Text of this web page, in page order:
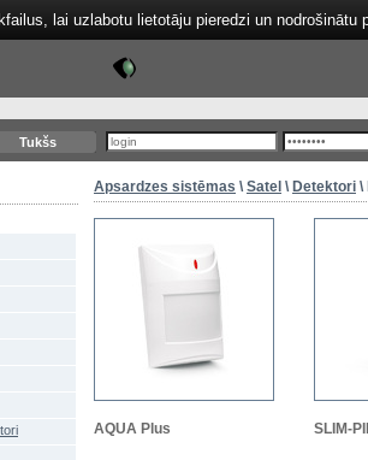
Tukšs
Apsardzes sistēmas \ Satel \ Detektori \
AQUA Plus SLIM-
lai uzlabotu lietotāju pieredzi un nodrošinātu